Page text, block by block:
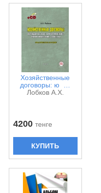
Хозяйственные
договоры: ю …
Лобков А.Х.
4200 тенге
КУПИТЬ